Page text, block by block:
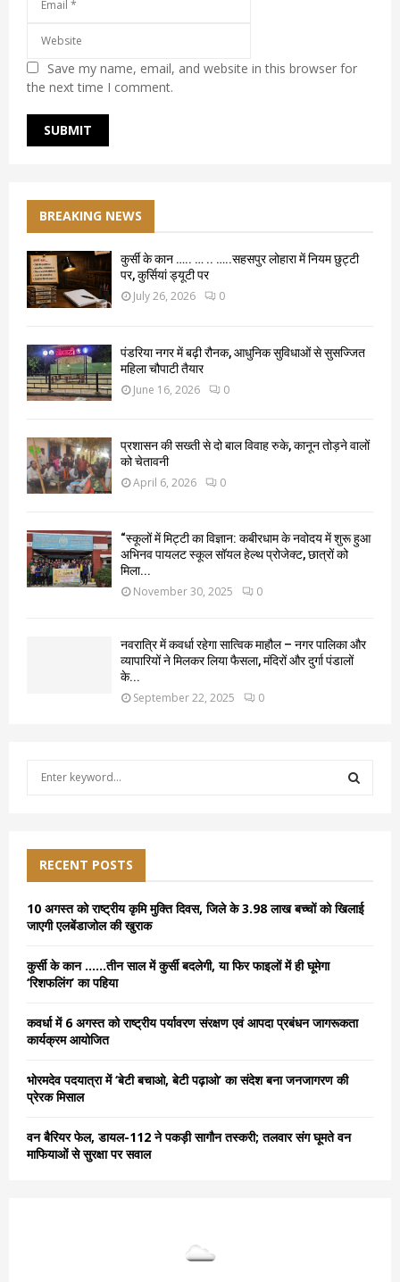
Save my name, email, and website in this browser for
the next time I comment.
BREAKING NEWS
कुर्सी के कान ….. … .. …..सहसपुर लोहारा में नियम छुट्टी
पर, कुर्सियां ड्यूटी पर
July 26, 2026 0
पंडरिया नगर में बढ़ी रौनक, आधुनिक सुविधाओं से सुसज्जित
महिला चौपाटी तैयार
June 16, 2026 0
प्रशासन की सख्ती से दो बाल विवाह रुके, कानून तोड़ने वालों
को चेतावनी
April 6, 2026 0
“स्कूलों में मिट्टी का विज्ञान: कबीरधाम के नवोदय में शुरू हुआ
अभिनव पायलट स्कूल सॉयल हेल्थ प्रोजेक्ट, छात्रों को
मिला...
November 30, 2025 0
नवरात्रि में कवर्धा रहेगा सात्विक माहौल – नगर पालिका और
व्यापारियों ने मिलकर लिया फैसला, मंदिरों और दुर्गा पंडालों
के...
September 22, 2025 0
f
o
r
RECENT POSTS
10 अगस्त को राष्ट्रीय कृमि मुक्ति दिवस, जिले के 3.98 लाख बच्चों को खिलाई
जाएगी एलबेंडाजोल की खुराक
कुर्सी के कान ……तीन साल में कुर्सी बदलेगी, या फिर फाइलों में ही घूमेगा
‘रिशफलिंग’ का पहिया
कवर्धा में 6 अगस्त को राष्ट्रीय पर्यावरण संरक्षण एवं आपदा प्रबंधन जागरूकता
कार्यक्रम आयोजित
भोरमदेव पदयात्रा में ‘बेटी बचाओ, बेटी पढ़ाओ’ का संदेश बना जनजागरण की
प्रेरक मिसाल
वन बैरियर फेल, डायल-112 ने पकड़ी सागौन तस्करी; तलवार संग घूमते वन
माफियाओं से सुरक्षा पर सवाल